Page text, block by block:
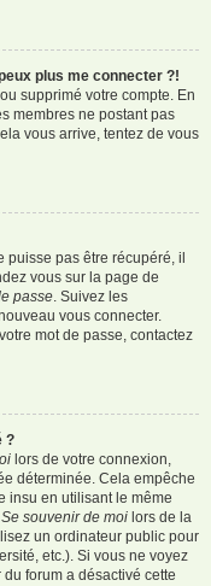
plus me connecter ?!
supprimé votre compte. En
membres ne postant pas
vous arrive, tentez de vous
puisse pas être récupéré, il
vous sur la page de
passe . Suivez les
vous connecter.
mot de passe, contactez
?
lors de votre connexion,
déterminée. Cela empêche
insu en utilisant le même
Se souvenir de moi lors de la
un ordinateur public pour
etc.). Si vous ne voyez
forum a désactivé cette